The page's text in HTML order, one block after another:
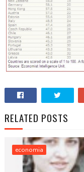
RELATED POSTS
economia